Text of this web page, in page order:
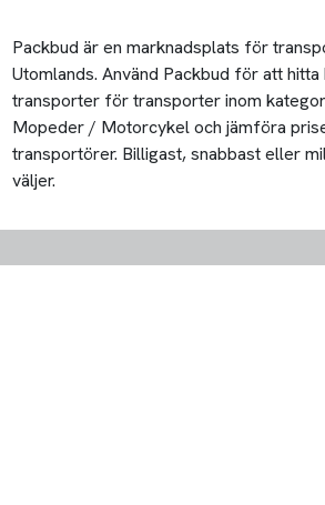
Packbud är en marknadsplats för
Utomlands. Använd Packbud för att
transporter för transporter inom
Mopeder / Motorcykel och jämföra
transportörer. Billigast, snabbast eller
väljer.